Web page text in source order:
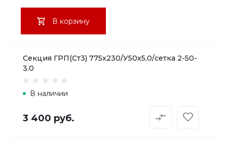
В корзину
Секция ГРП(Ст3) 775х230/У50х5,0/сетка 2-50-
3.0
В наличии
3 400 руб.